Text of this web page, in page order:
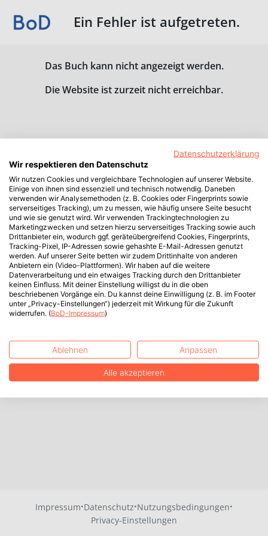
Ein Fehler ist aufgetreten.
Das Buch kann nicht angezeigt werden.
Die Website ist zurzeit nicht erreichbar.
Impressum·Datenschutz·Nutzungsbedingungen·
Privacy-Einstellungen
Datenschutzerklärung
Wir respektieren den Datenschutz
Wir nutzen Cookies und vergleichbare Technologien auf unserer Website.
Einige von ihnen sind essenziell und technisch notwendig. Daneben
verwenden wir Analysemethoden (z. B. Cookies oder Fingerprints sowie
serverseitiges Tracking), um zu messen, wie häufig unsere Seite besucht
und wie sie genutzt wird. Wir verwenden Trackingtechnologien zu
Marketingzwecken und setzen hierzu serverseitiges Tracking sowie auch
Drittanbieter ein, wodurch ggf. geräteübergreifend Cookies, Fingerprints,
Tracking-Pixel, IP-Adressen sowie gehashte E-Mail-Adressen genutzt
werden. Auf unserer Seite betten wir zudem Drittinhalte von anderen
Anbietern ein (Video-Plattformen). Wir haben auf die weitere
Datenverarbeitung und ein etwaiges Tracking durch den Drittanbieter
keinen Einfluss. Mit deiner Einstellung willigst du in die oben
beschriebenen Vorgänge ein. Du kannst deine Einwilligung (z. B. im Footer
unter „Privacy-Einstellungen“) jederzeit mit Wirkung für die Zukunft
widerrufen. (BoD-Impressum)
Ablehnen Anpassen
Alle akzeptieren